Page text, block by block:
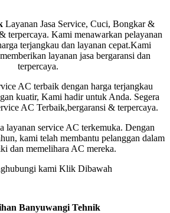
Layanan Jasa Service, Cuci, Bongkar &
terpercaya. Kami menawarkan pelayanan
terjangkau dan layanan cepat.Kami
layanan jasa bergaransi dan
terpercaya.
AC terbaik dengan harga terjangkau
kuatir, Kami hadir untuk Anda. Segera
AC Terbaik,bergaransi & terpercaya.
layanan service AC terkemuka. Dengan
kami telah membantu pelanggan dalam
dan memelihara AC mereka.
kami Klik Dibawah
Banyuwangi Tehnik